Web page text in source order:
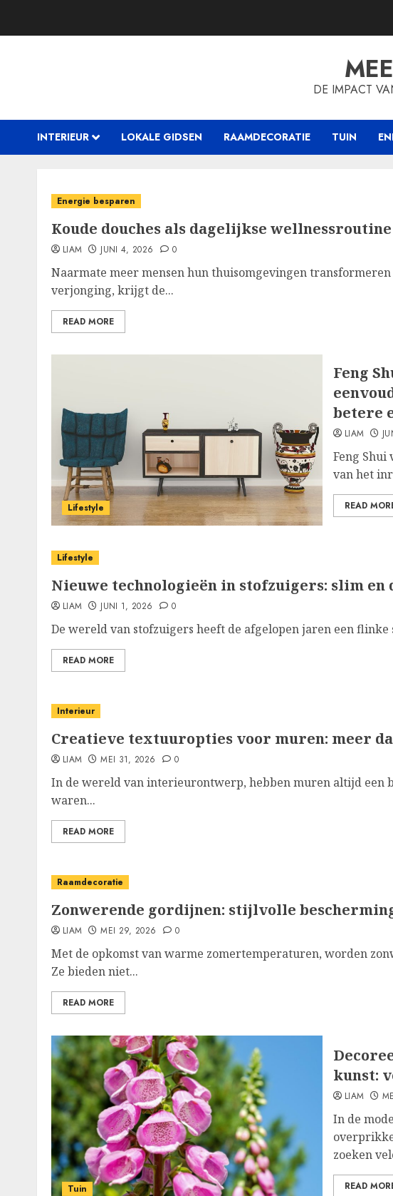
DE IMPACT
INTERIEUR LOKALE GIDSEN RAAMDECORATIE TUIN
Energie besparen
Koude douches als dagelijkse
LIAM JUNI 4, 2026 0
Naarmate meer mensen hun thuisomgevingen
verjonging, krijgt de...
READ MORE
Lifestyle
Feng
betere
LIAM
Feng Shui
van het
READ
Lifestyle
Nieuwe technologieën in stofzuigers: slim en
LIAM JUNI 1, 2026 0
De wereld van stofzuigers heeft de afgelopen jaren een
READ MORE
Interieur
Creatieve textuuropties voor muren: meer
LIAM MEI 31, 2026 0
In de wereld van interieurontwerp, hebben muren altijd een
waren...
READ MORE
Raamdecoratie
Zonwerende gordijnen: stijlvolle
LIAM MEI 29, 2026 0
Met de opkomst van warme zomertemperaturen, worden
Ze bieden niet...
READ MORE
Tuin
kunst:
LIAM
In de
zoeken
READ